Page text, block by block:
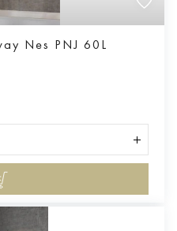
Nes PNJ 60L